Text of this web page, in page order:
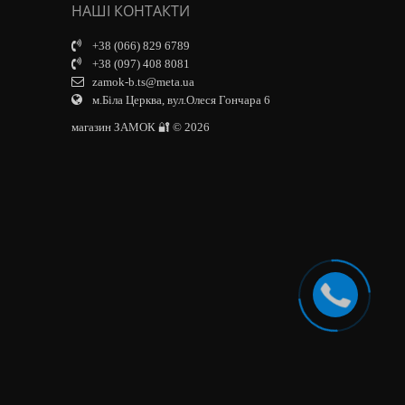
НАШІ КОНТАКТИ
+38 (066) 829 6789
+38 (097) 408 8081
zamok-b.ts@meta.ua
м.Біла Церква, вул.Олеся Гончара 6
магазин ЗАМОК 🔐 © 2026